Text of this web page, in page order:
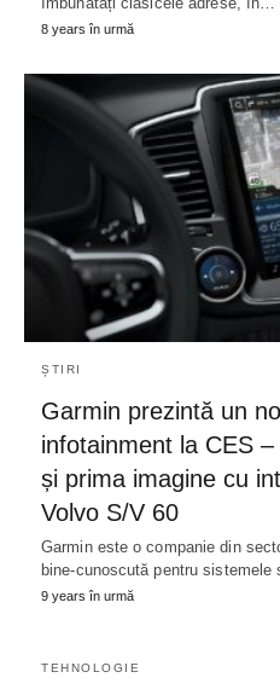
8 years în urmă
ȘTIRI
Garmin prezintă un
infotainment la CES
și prima imagine cu
Volvo S/V 60
Garmin este o companie din
bine-cunoscută pentru
9 years în urmă
TEHNOLOGIE